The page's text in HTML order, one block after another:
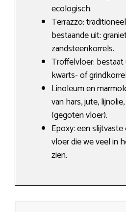
ecologisch.
Terrazzo:
bestaande uit:
zandsteenkorrels.
Troffelvloer:
kwarts- of
Linoleum en
van hars, jute,
(gegoten vloer).
Epoxy: een
vloer die we veel in
zien.